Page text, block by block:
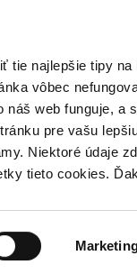
tie najlepšie tipy na
vôbec
web funguje, a
pre vašu
Niektoré údaje
tieto cookies.